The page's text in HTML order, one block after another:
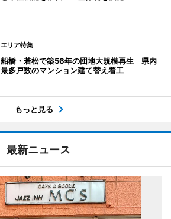
エリア特集
船橋・若松で築56年の団地大規模再生 県内
最多戸数のマンション建て替え着工
もっと見る
最新ニュース